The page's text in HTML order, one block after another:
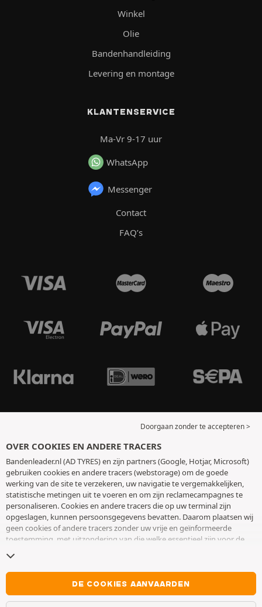
Winkel
Olie
Bandenhandleiding
Levering en montage
KLANTENSERVICE
Ma-Vr 9-17 uur
WhatsApp
Messenger
Contact
FAQ’s
Doorgaan zonder te accepteren >
OVER COOKIES EN ANDERE TRACERS
Bandenleader.nl (AD TYRES) en zijn partners (Google, Hotjar, Microsoft)
gebruiken cookies en andere tracers (webstorage) om de goede
werking van de site te verzekeren, uw navigatie te vergemakkelijken,
statistische metingen uit te voeren en om zijn reclamecampagnes te
personaliseren. Cookies en andere tracers die op uw terminal zijn
opgeslagen, kunnen persoonsgegevens bevatten. Daarom plaatsen wij
geen cookies of andere tracers zonder uw vrije en geïnformeerde
toestemming, met uitzondering van die welke essentieel zijn voor de
toestemming op elk moment intrekken door naar de pagina over
cookies en andere tracerste gaan. U kunt ervoor kiezen om verder te
surfen zonder het deponeren van cookies of andere tracers te
aanvaarden. Weigering verhindert de toegang tot diensten niet AD
DE COOKIES AANVAARDEN